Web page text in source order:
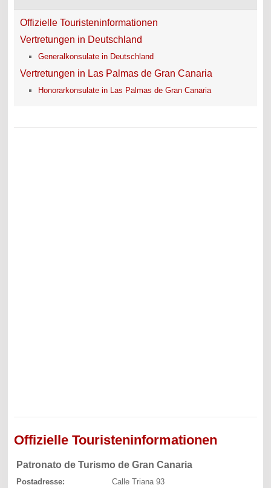
Offizielle Touristeninformationen
Vertretungen in Deutschland
Generalkonsulate in Deutschland
Vertretungen in Las Palmas de Gran Canaria
Honorarkonsulate in Las Palmas de Gran Canaria
Offizielle Touristeninformationen
Patronato de Turismo de Gran Canaria
Postadresse:
Calle Triana 93